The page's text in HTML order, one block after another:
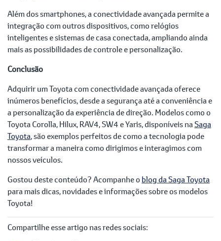
Além dos smartphones, a conectividade avançada permite a
integração com outros dispositivos, como relógios
inteligentes e sistemas de casa conectada, ampliando ainda
mais as possibilidades de controle e personalização.
Conclusão
Adquirir um Toyota com conectividade avançada oferece
inúmeros benefícios, desde a segurança até a conveniência e
a personalização da experiência de direção. Modelos como o
Toyota Corolla, Hilux, RAV4, SW4 e Yaris, disponíveis naSaga
Toyota, são exemplos perfeitos de como a tecnologia pode
transformar a maneira como dirigimos e interagimos com
nossos veículos.
Gostou deste conteúdo? Acompanhe o blog da Saga Toyota
para mais dicas, novidades e informações sobre os modelos
Toyota!
Compartilhe esse artigo nas redes sociais: